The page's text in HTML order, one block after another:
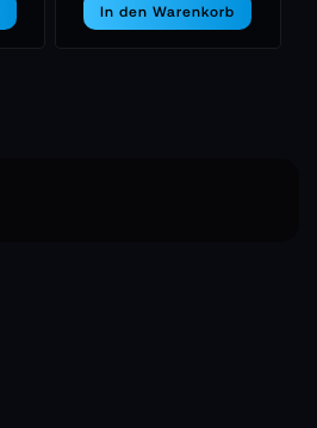
In den Warenkorb